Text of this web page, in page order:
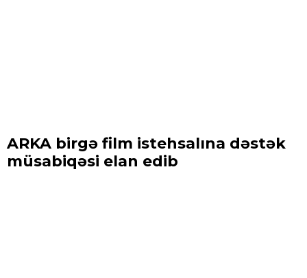
ARKA birgə film istehsalına dəstək
müsabiqəsi elan edib